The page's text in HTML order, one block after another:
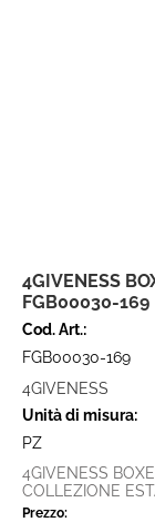
4GIVENESS
FGB00030-169
Cod. Art.:
FGB00030-169
4GIVENESS
Unità di misura:
PZ
4GIVENESS
COLLEZIONE
Prezzo: